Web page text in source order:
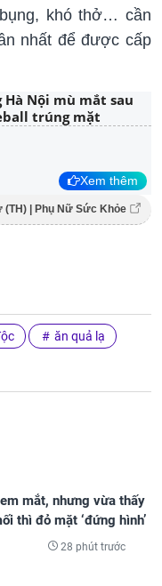
khó thở… cần
nhất để được cấp
Hà Nội mù mắt sau
trúng mặt
Xem thêm
(TH) | Phụ Nữ Sức Khỏe
ăn quả lạ
mắt, nhưng vừa thấy
thì đỏ mặt ‘đứng hình’
28 phút trước